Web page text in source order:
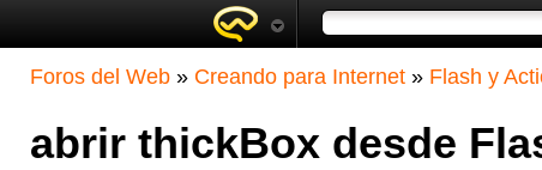
Foros del Web » Creando para Internet » Flash y
abrir thickBox desde